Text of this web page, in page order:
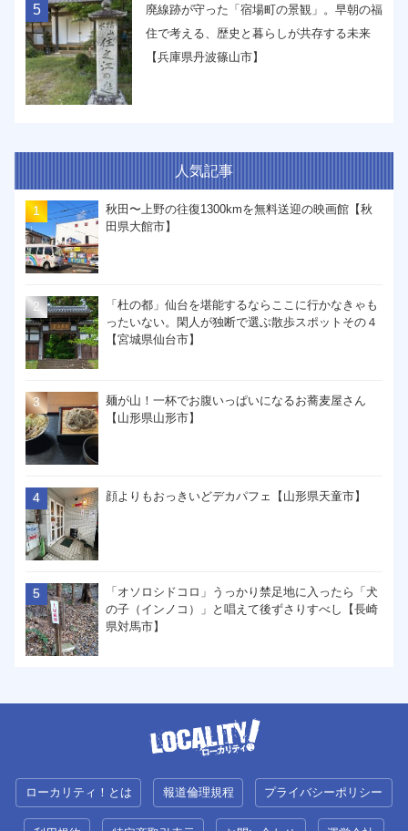
5
廃線跡が守った「宿場町の景観」。早朝の福
住で考える、歴史と暮らしが共存する未来
【兵庫県丹波篠山市】
人気記事
秋田〜上野の往復1300kmを無料送迎の映画館【秋
田県大館市】
「杜の都」仙台を堪能するならここに行かなきゃも
ったいない。閑人が独断で選ぶ散歩スポットその４
【宮城県仙台市】
麺が山！一杯でお腹いっぱいになるお蕎麦屋さん
【山形県山形市】
顔よりもおっきいどデカパフェ【山形県天童市】
「オソロシドコロ」うっかり禁足地に入ったら「犬
の子（インノコ）」と唱えて後ずさりすべし【長崎
県対馬市】
ローカリティ！とは 報道倫理規程 プライバシーポリシー